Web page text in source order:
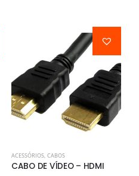
ACESSÓRIOS, CABOS
CABO DE VÍDEO – HDMI